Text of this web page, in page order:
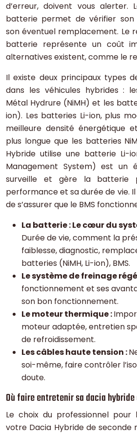
d’erreur, doivent vous alerter.
batterie permet de vérifier
son éventuel remplacement. Le
batterie représente un coût
alternatives existent, comme le
Il existe deux principaux types
dans les véhicules hybrides :
Métal Hydrure (NiMH) et les
ion). Les batteries Li-ion, plus
meilleure densité énergétique
plus longue que les batteries
Hybride utilise une batterie Li-
Management System) est un
surveille et gère la batterie
performance et sa durée de vie.
de s’assurer que le BMS
La batterie : Le cœur du
Durée de vie, comment la
faiblesse, diagnostic,
batteries (NiMH, Li-ion), BMS.
Le système de freinage
fonctionnement et ses
son bon fonctionnement.
Le moteur thermique :
moteur adaptée, entretien
de refroidissement.
Les câbles haute tension :
soi-même, faire contrôler
doute.
Où faire entretenir sa dacia hybride
Le choix du professionnel
votre Dacia Hybride de seconde